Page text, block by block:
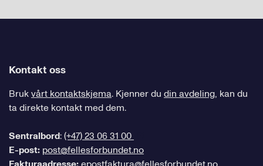
Kontakt oss
Brukvårt kontaktskjema. Kjenner du din avdeling, kan du
ta direkte kontakt med dem.
Sentralbord:(+47) 23 06 31 00
E-post: post@fellesforbundet.no